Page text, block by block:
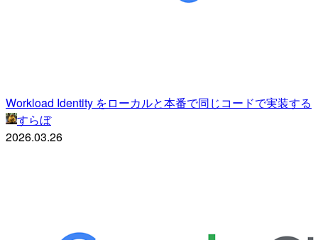
Workload Identity をローカルと本番で同じコードで実装する
すらぼ
2026.03.26